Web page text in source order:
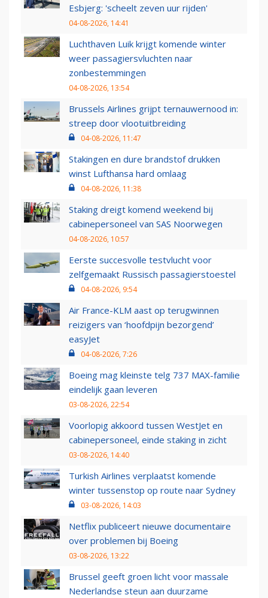
Esbjerg: 'scheelt zeven uur rijden'
04-08-2026, 14:41
Luchthaven Luik krijgt komende winter
weer passagiersvluchten naar
zonbestemmingen
04-08-2026, 13:54
Brussels Airlines grijpt ternauwernood in:
streep door vlootuitbreiding
04-08-2026, 11:47
Stakingen en dure brandstof drukken
winst Lufthansa hard omlaag
04-08-2026, 11:38
Staking dreigt komend weekend bij
cabinepersoneel van SAS Noorwegen
04-08-2026, 10:57
Eerste succesvolle testvlucht voor
zelfgemaakt Russisch passagierstoestel
04-08-2026, 9:54
Air France-KLM aast op terugwinnen
reizigers van ‘hoofdpijn bezorgend’
easyJet
04-08-2026, 7:26
Boeing mag kleinste telg 737 MAX-familie
eindelijk gaan leveren
03-08-2026, 22:54
Voorlopig akkoord tussen WestJet en
cabinepersoneel, einde staking in zicht
03-08-2026, 14:40
Turkish Airlines verplaatst komende
winter tussenstop op route naar Sydney
03-08-2026, 14:03
Netflix publiceert nieuwe documentaire
over problemen bij Boeing
03-08-2026, 13:22
Brussel geeft groen licht voor massale
Nederlandse steun aan duurzame